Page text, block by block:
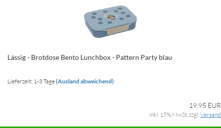
Lässig - Brotdose Bento Lunchbox - Pattern Party blau
Lieferzeit: 1-3 Tage(Ausland abweichend)
19,95 EUR
inkl. 19% MwSt. zzgl. Versand